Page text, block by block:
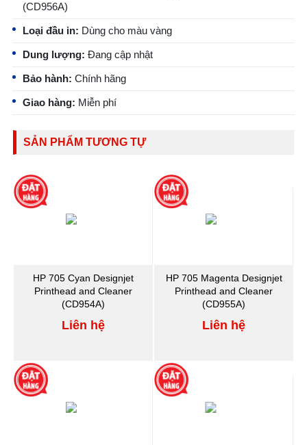
(CD956A)
Loại đầu in: Dùng cho màu vàng
Dung lượng: Đang cập nhật
Bảo hành: Chính hãng
Giao hàng: Miễn phí
SẢN PHẨM TƯƠNG TỰ
HP 705 Cyan Designjet
Printhead and Cleaner
(CD954A)
Liên hệ
HP 705 Magenta Designjet
Printhead and Cleaner
(CD955A)
Liên hệ